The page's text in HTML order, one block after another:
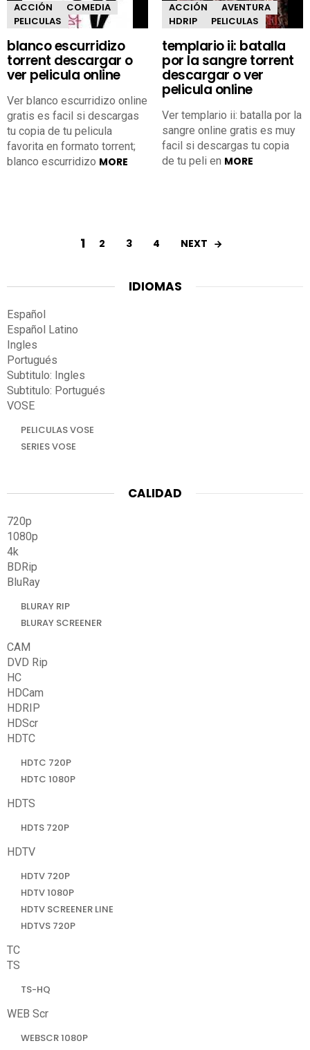
ACCIÓN
COMEDIA
PELICULAS
blanco escurridizo
torrent descargar o
ver pelicula online
Ver blanco escurridizo online
gratis es facil si descargas
tu copia de tu pelicula
favorita en formato torrent;
blanco escurridizo MORE
ACCIÓN
AVENTURA
HDRIP
PELICULAS
templario ii: batalla
por la sangre torrent
descargar o ver
pelicula online
Ver templario ii: batalla por la
sangre online gratis es muy
facil si descargas tu copia
de tu peli en MORE
1 2 3 4 NEXT
IDIOMAS
Español
Español Latino
Ingles
Portugués
Subtitulo: Ingles
Subtitulo: Portugués
VOSE
PELICULAS VOSE
SERIES VOSE
CALIDAD
720p
1080p
4k
BDRip
BluRay
BLURAY RIP
BLURAY SCREENER
CAM
DVD Rip
HC
HDCam
HDRIP
HDScr
HDTC
HDTC 720P
HDTC 1080P
HDTS
HDTS 720P
HDTV
HDTV 720P
HDTV 1080P
HDTV SCREENER LINE
HDTVS 720P
TC
TS
TS-HQ
WEB Scr
WEBSCR 1080P